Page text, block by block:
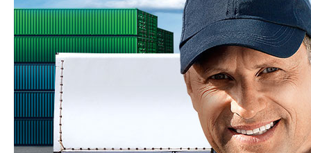
Одним из важнейших преимуществ полуприцепа модели
«ТОНАР» является увеличенный объём кузова, позволяющий
перевозить на 20% больше по сравнению со стандартным
полуприцепом. Использование данного полуприцепа
позволяет за четыре рейса сэкономить один рейс на
стандартном полуприцепе.
Узнать подробнее
Фотогалерея